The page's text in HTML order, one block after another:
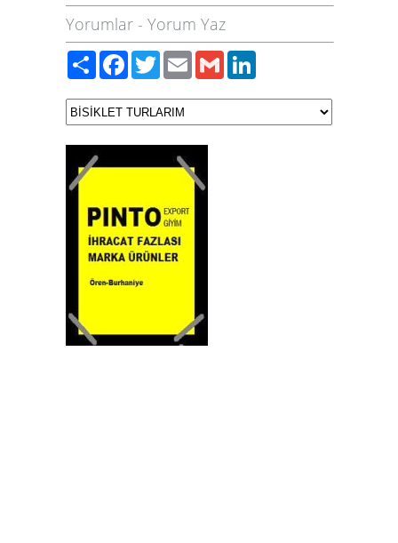
Yorumlar - Yorum Yaz
PaylaşFacebook
TwitterEmailGmail